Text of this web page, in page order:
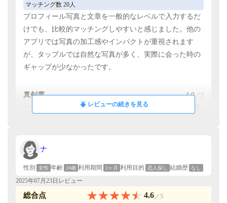
じ目的の方と出会えれば、関係を発展させやすい環境だ
と思います。私も短期間ではありましたが、交際に発展
した経験があります。
ップ機能は、好みに合った相手を無料で「いいね」でき
るため、効率的な活動が可能です。また、電話機能の時
費用/コスパ 4.0／5
7ヶ月で約26,000円の利用料金に対し、10人以上と実際に
会い、1人と交際に発展しました。出会いのプラットフ
マッチング数 20人
プロフィール写真と文章を一般的なレベルで入力するだ
けでも、比較的マッチングしやすいと感じました。他の
アプリでは写真の加工感やインパクトが重視されます
が、タップルでは自然な写真が多く、実際に会った時の
ギャップが少なかったです。
真剣度 4.0／5
マッチングした相手とのやり取りを通じて、皆さんが真
で、真剣度の高さを感じられました。
安全性 4.0／5
写真詐欺やぼったくりバーへの勧誘など、危険な経験は
一切ありませんでした。これは真面目に出会いを求める
レビューの続きを見る
ナ
性別 女性 年齢 24歳 利用期間 2ヶ月 利用目的 恋人探し 結婚歴 なし
2025年07月23日レビュー
総合点 4.6／5